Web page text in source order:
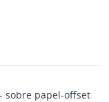
sobre papel-offset